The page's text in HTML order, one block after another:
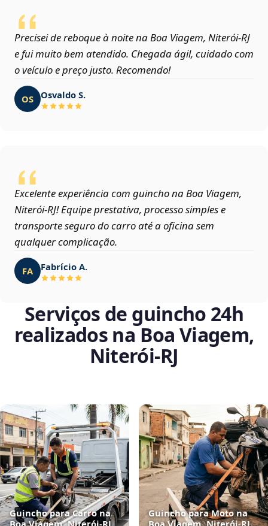
Precisei de reboque à noite na Boa Viagem, Niterói‑RJ
e fui muito bem atendido. Chegada ágil, cuidado com
o veículo e preço justo. Recomendo!
OS Osvaldo S.
Excelente experiência com guincho na Boa Viagem,
Niterói‑RJ! Equipe prestativa, processo simples e
transporte seguro do carro até a oficina sem
qualquer complicação.
FA Fabrício A.
Serviços de guincho 24h
realizados na Boa Viagem,
Niterói‑RJ
Guincho para Carro na
Guincho para Moto na